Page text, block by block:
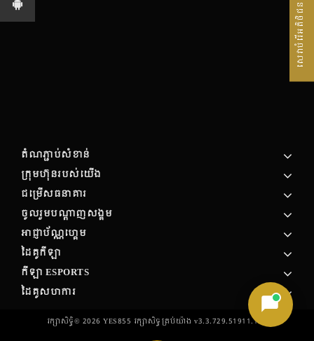
តំណភ្ជាប់សំខាន់
ក្រុមហ៊ុន​របស់​យើង
ជម្រើសធនាគារ
ចូលរួមបណ្តាញសង្គម
អាជ្ញាប័ណ្ណហ្គេម
ដៃគូកីឡា
កីឡា ESPORTS
ដៃគូសហការ
រក្សាសិទ្ធិ© 2026 YES855 រក្សា​សិទ្ធ​គ្រប់យ៉ាង v3.3.729.51911.164
សេវាបំរើអតិថិជន